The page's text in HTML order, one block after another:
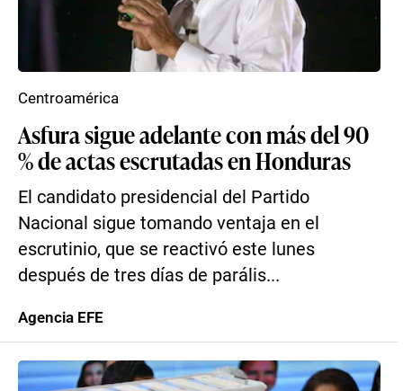
Asfura sigue adelante con más del 90
% de actas escrutadas en Honduras
El candidato presidencial del Partido
Nacional sigue tomando ventaja en el
escrutinio, que se reactivó este lunes
después de tres días de parális...
Centroamérica
Agencia EFE